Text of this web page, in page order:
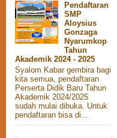
Pendaftaran
SMP
Aloysius
Gonzaga
Nyarumkop
Tahun
Akademik 2024 - 2025
Syalom Kabar gembira bagi
kita semua, pendaftaran
Perserta Didik Baru Tahun
Akademik 2024/2025
sudah mulai dibuka. Untuk
pendaftaran bisa di...